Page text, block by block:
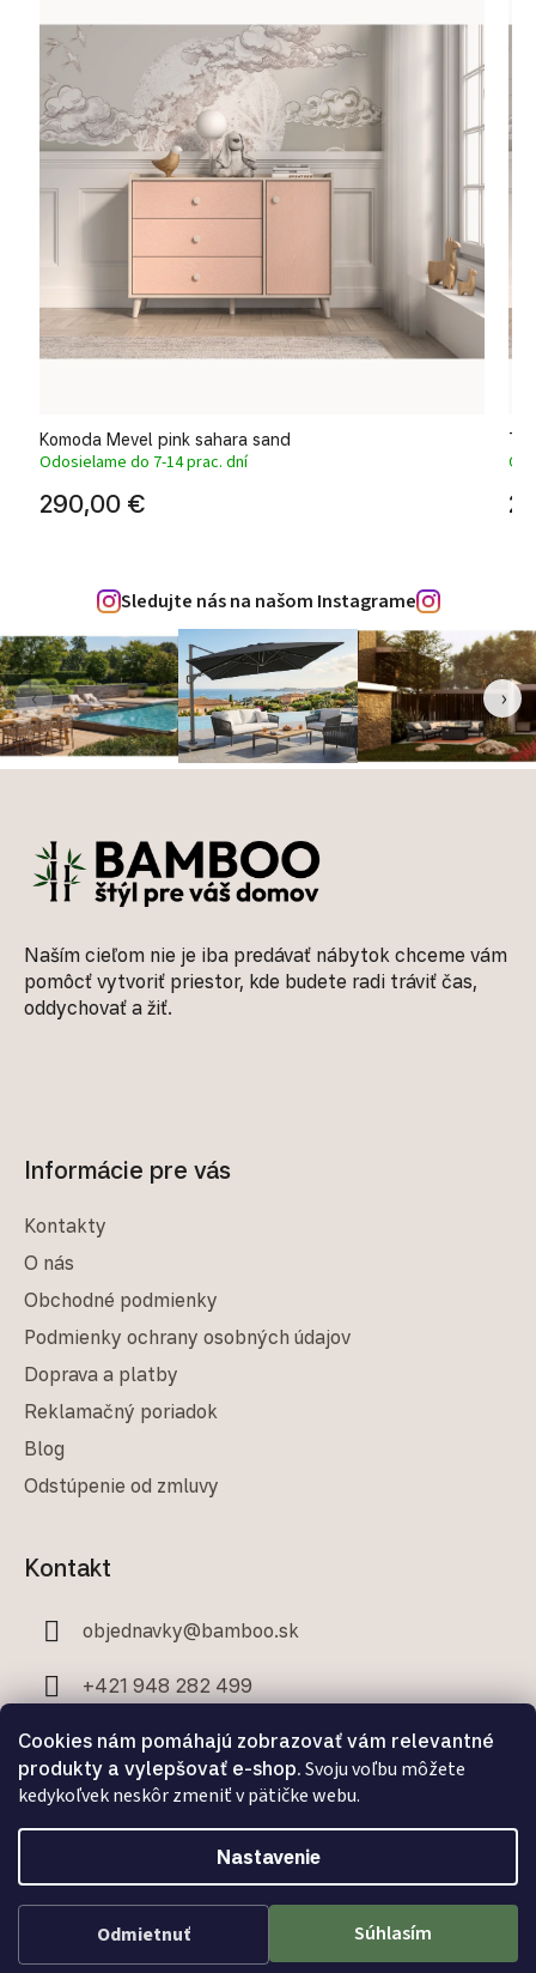
Cookies nám pomáhajú zobrazovať vám relevantné
produkty a vylepšovať e-shop. Svoju voľbu môžete
kedykoľvek neskôr zmeniť v pätičke webu.
Nastavenie
Odmietnuť Súhlasím
Komoda Mevel pink sahara sand
Odosielame do 7-14 prac. dní
290,00 €
Sledujte nás na našom Instagrame
‹ ›
Naším cieľom nie je iba predávať nábytok chceme vám
pomôcť vytvoriť priestor, kde budete radi tráviť čas,
oddychovať a žiť.
Informácie pre vás
Kontakty
O nás
Obchodné podmienky
Podmienky ochrany osobných údajov
Doprava a platby
Reklamačný poriadok
Blog
Odstúpenie od zmluvy
Kontakt
objednavky@bamboo.sk
+421 948 282 499
+421 907 706 329
Facebook